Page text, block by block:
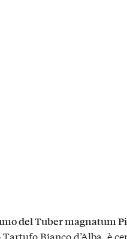
del Tuber magnatum
Bianco d’Alba, è